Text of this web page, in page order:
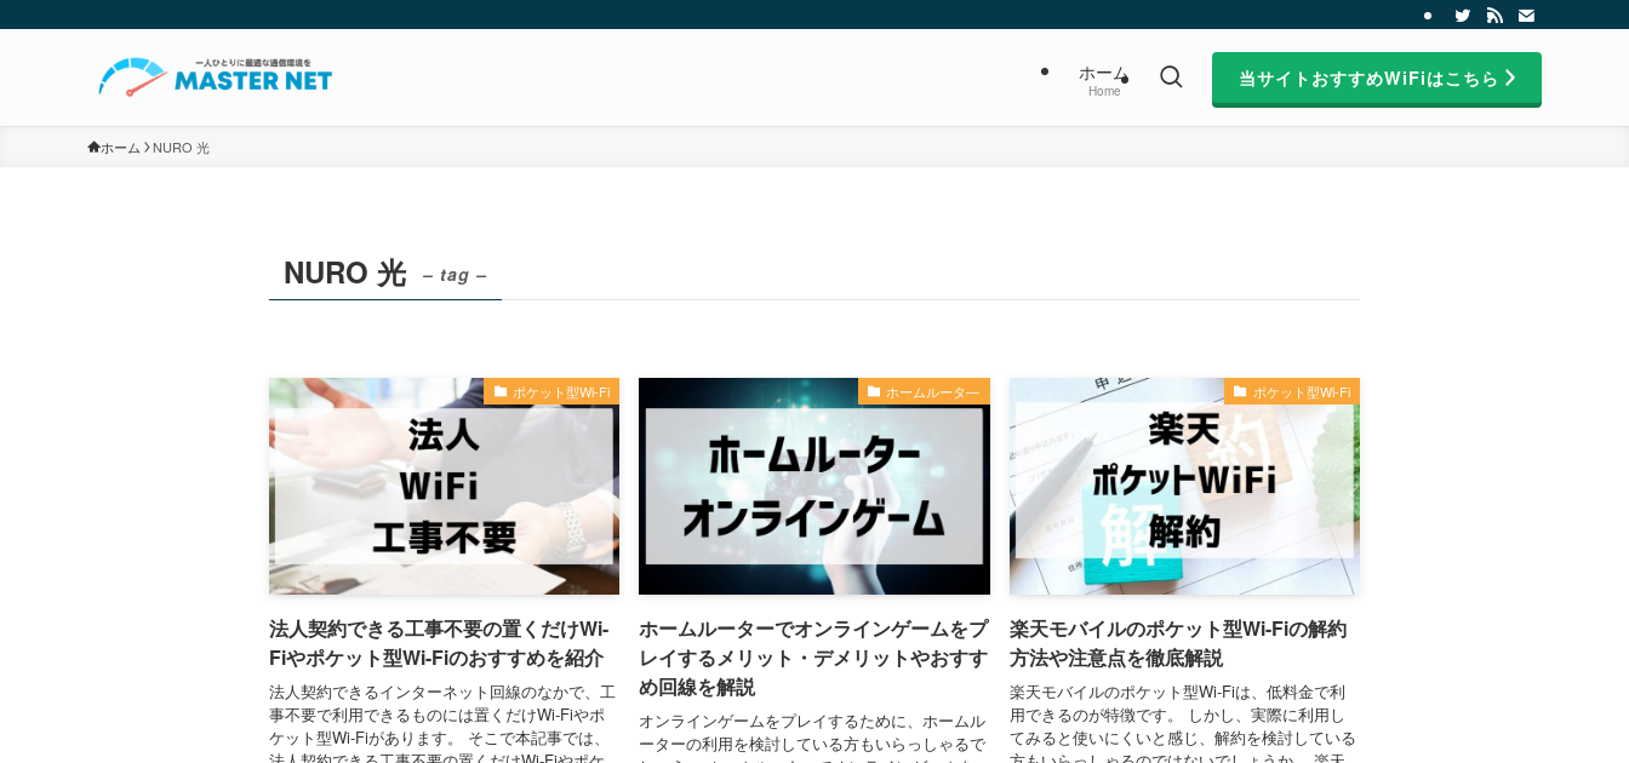
ホーム
Home
当サイトおすすめWiFiはこちら
ホーム NURO 光
NURO 光 – tag –
ポケット型Wi-Fi
法人契約できる工事不要の置くだけWi-
Fiやポケット型Wi-Fiのおすすめを紹介
法人契約できるインターネット回線のなかで、工
事不要で利用できるものには置くだけWi-Fiやポ
ケット型Wi-Fiがあります。 そこで本記事では、
ホームルータ―
ホームルーターでオンラインゲームをプ
レイするメリット・デメリットやおすす
め回線を解説
オンラインゲームをプレイするために、ホームル
ーターの利用を検討している方もいらっしゃるで
ポケット型Wi-Fi
楽天モバイルのポケット型Wi-Fiの解約
方法や注意点を徹底解説
楽天モバイルのポケット型Wi-Fiは、低料金で利
用できるのが特徴です。 しかし、実際に利用し
てみると使いにくいと感じ、解約を検討している